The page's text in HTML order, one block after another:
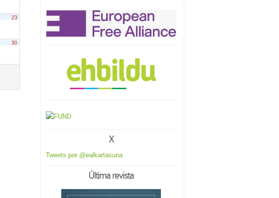
23
30
X
Tweets por @ealkartasuna
Última revista